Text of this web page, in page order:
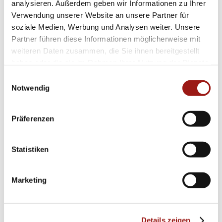
analysieren. Außerdem geben wir Informationen zu Ihrer
Verwendung unserer Website an unsere Partner für
soziale Medien, Werbung und Analysen weiter. Unsere
Partner führen diese Informationen möglicherweise mit
weiteren Daten zusammen, die Sie ihnen bereitgestellt
Notwendig
Präferenzen
Statistiken
Marketing
Details zeigen
SPEEDMASTER HERITAGE
310.30.40.50.06.001